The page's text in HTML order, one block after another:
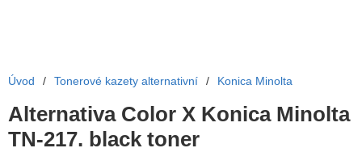
Úvod / Tonerové kazety alternativní / Konica Minolta
Alternativa Color X Konica Minolta
TN-217. black toner